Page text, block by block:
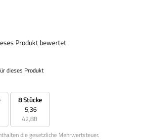
Produkt bewertet
dieses Produkt
8 Stücke
5,36
42,88
die gesetzliche Mehrwertsteuer.